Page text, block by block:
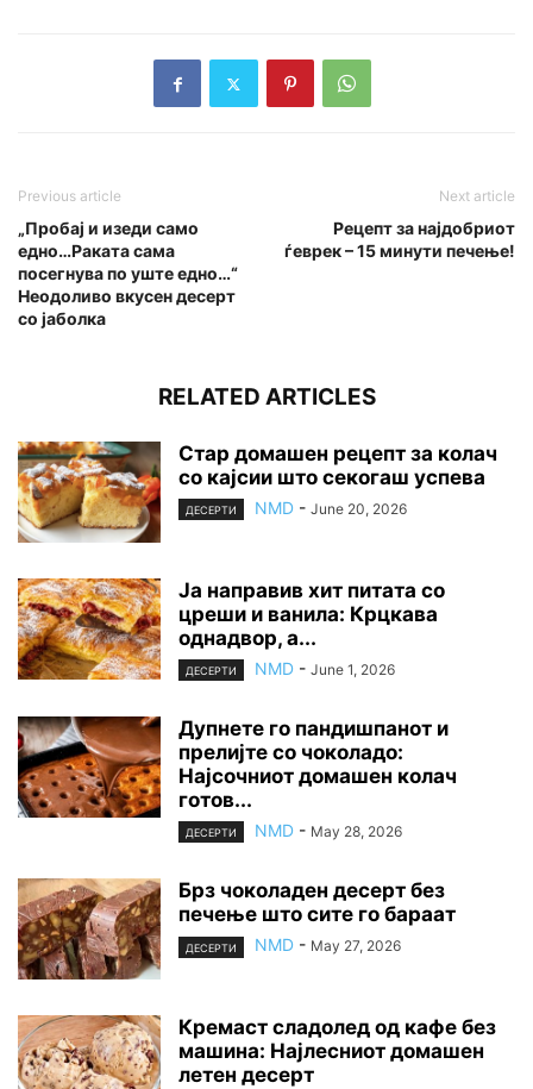
Previous article
„Пробај и изеди само
едно…Раката сама
посегнува по уште едно…“
Неодоливо вкусен десерт
со јаболка
Next article
Рецепт за најдобриот
ѓеврек – 15 минути печење!
RELATED ARTICLES
Стар домашен рецепт за колач
со кајсии што секогаш успева
ДЕСЕРТИ NMD - June 20, 2026
Ја направив хит питата со
цреши и ванила: Крцкава
однадвор, а...
ДЕСЕРТИ NMD - June 1, 2026
Дупнете го пандишпанот и
прелијте со чоколадо:
Најсочниот домашен колач
готов...
ДЕСЕРТИ NMD - May 28, 2026
Брз чоколаден десерт без
печење што сите го бараат
ДЕСЕРТИ NMD - May 27, 2026
Кремаст сладолед од кафе без
машина: Најлесниот домашен
летен десерт